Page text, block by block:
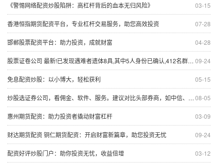
03-15
《警惕网络配资炒股陷阱：高杠杆背后的血本无归风险》
07-28
香港恒指期货配资平台，专业杠杆交易服务，助您高效投资
04-28
邯郸股票配资平台：助力投资，成就财富
09-24
股票证卷公司 最新!已发现遇难者遗体8具,其中5人身份已确认,412名群众已安全转移!四川雅安暴雨山洪致30人失联,官方通报
05-15
免息配资炒股：以小博大，轻松获利
08-05
炒股选证券公司，看佣金、软件、服务。建议对比头部券商，如中信、华泰、东方财富。
03-09
惠州期货配资：助力投资者撬动财富杠杆
09-24
财达期货配资 铜仁期货配资：开启财富新篇章，助您投资无忧
03-12
配资好评炒股门户：助你投资无忧，收益倍增